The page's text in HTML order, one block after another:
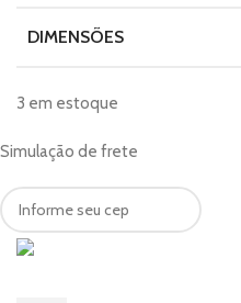
DIMENSÕES
3 em estoque
Simulação de frete